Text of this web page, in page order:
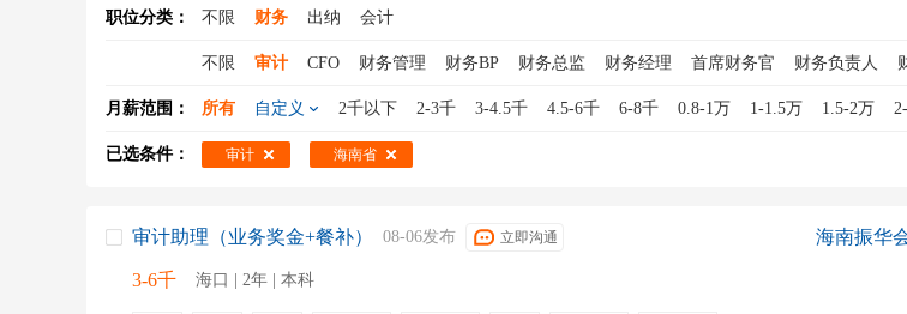
陵水
职位分类： 不限 财务 出纳 会计
不限 审计 CFO 财务管理 财务BP 财务总监 财务经理 首席财务官 财务负责人
财务VP
月薪范围： 所有 自定义 2千以下 2-3千 3-4.5千 4.5-6千 6-8千 0.8-1万 1-1.5万 1.5-2万
已选条件： 审计 海南省
审计助理（业务奖金+餐补） 08-06发布 立即沟通
3-6千 海口 | 2年 | 本科